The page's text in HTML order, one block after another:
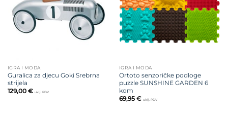
IGRA I MODA
Guralica za djecu Goki Srebrna
strijela
129,00 € uklj. PDV
IGRA I MODA
Ortoto senzoričke podloge
puzzle SUNSHINE GARDEN 6
kom
69,95 € uklj. PDV